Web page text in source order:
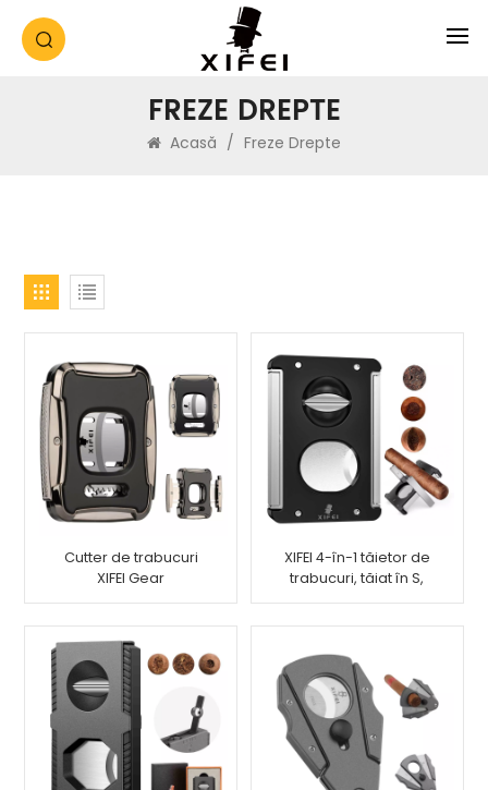
FREZE DREPTE
Acasă / Freze Drepte
Cutter de trabucuri
XIFEI Gear
XIFEI 4-în-1 tăietor de
trabucuri, tăiat în S,
tăiat în V, stand cu